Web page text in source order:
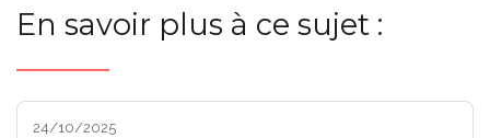
En savoir plus à ce sujet :
24/10/2025